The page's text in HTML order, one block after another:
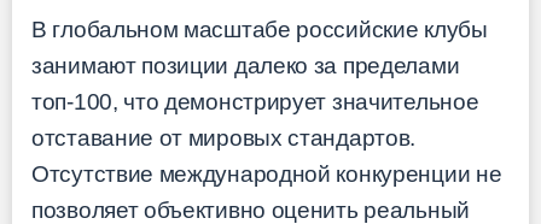
В глобальном масштабе российские клубы
занимают позиции далеко за пределами
топ-100, что демонстрирует значительное
отставание от мировых стандартов.
Отсутствие международной конкуренции не
позволяет объективно оценить реальный